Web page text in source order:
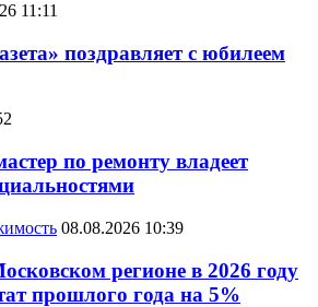
11:11
поздравляет с юбилеем
по ремонту владеет
08.08.2026 10:39
регионе в 2026 году
прошлого года на 5%